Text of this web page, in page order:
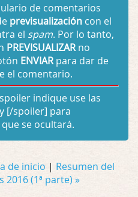
de comentarios
previsualizacióncon el
el spam. Por lo tanto,
PREVISUALIZARno
ENVIARpara dar de
el comentario.
indique use las
y [/spoiler] para
se ocultará.
de inicio | Resumen del
2016 (1ª parte) »